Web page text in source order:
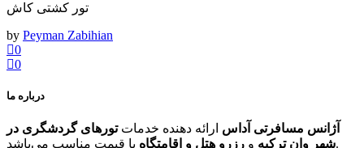
تور کشتی کاش
by Peyman Zabihian
0
0
درباره ما
آژانس مسافرتی آداس ارائه دهنده خدماتتورهای گردشگری در
شهر وان ترکیه و رزرو هتل و اقامتگاه با قیمت مناسب می‌باشد.